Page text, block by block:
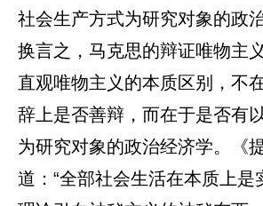
社会生产方式为研究对象的政
换言之，马克思的辩证唯物主
直观唯物主义的本质区别，不
辞上是否善辩，而在于是否有
为研究对象的政治经济学。《
道：“全部社会生活在本质上是